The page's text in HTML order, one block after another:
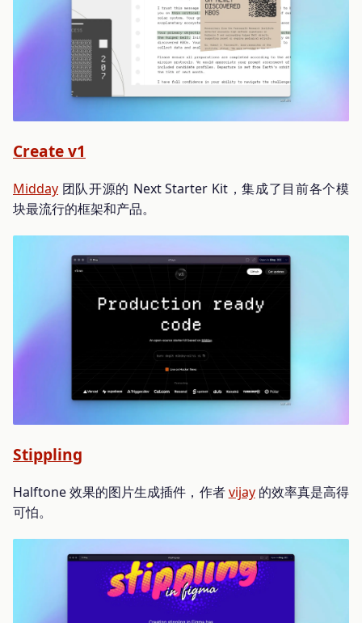
Create v1
Midday 团队开源的 Next Starter Kit，集成了目前各个模
块最流行的框架和产品。
Stippling
Halftone 效果的图片生成插件，作者vijay的效率真是高得
可怕。